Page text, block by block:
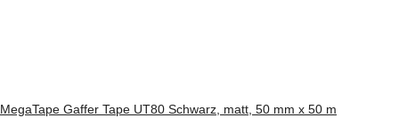
MegaTape Gaffer Tape UT80 Schwarz, matt, 50 mm x 50 m